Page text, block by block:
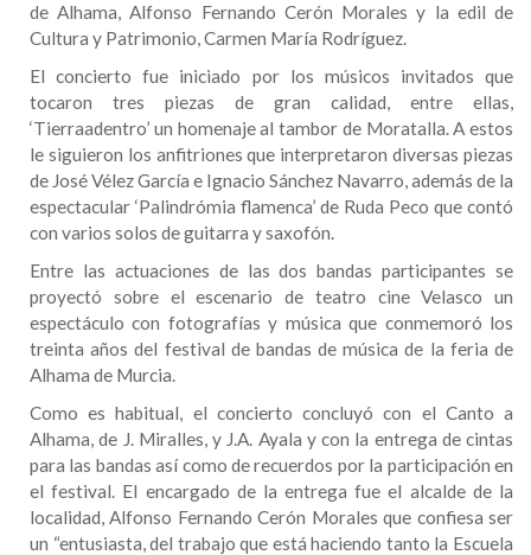
de Alhama, Alfonso Fernando Cerón Morales y la edil de
Cultura y Patrimonio, Carmen María Rodríguez.
El concierto fue iniciado por los músicos invitados que
tocaron tres piezas de gran calidad, entre ellas,
‘Tierraadentro’ un homenaje al tambor de Moratalla. A estos
le siguieron los anfitriones que interpretaron diversas piezas
de José Vélez García e Ignacio Sánchez Navarro, además de la
espectacular ‘Palindrómia flamenca’ de Ruda Peco que contó
con varios solos de guitarra y saxofón.
Entre las actuaciones de las dos bandas participantes se
proyectó sobre el escenario de teatro cine Velasco un
espectáculo con fotografías y música que conmemoró los
treinta años del festival de bandas de música de la feria de
Alhama de Murcia.
Como es habitual, el concierto concluyó con el Canto a
Alhama, de J. Miralles, y J.A. Ayala y con la entrega de cintas
para las bandas así como de recuerdos por la participación en
el festival. El encargado de la entrega fue el alcalde de la
localidad, Alfonso Fernando Cerón Morales que confiesa ser
un “entusiasta, del trabajo que está haciendo tanto la Escuela